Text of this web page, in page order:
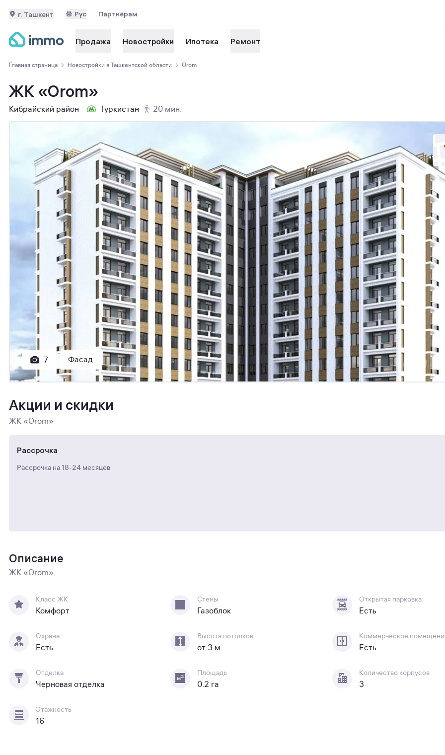
г. Ташкент Рус Партнёрам
Продажа Новостройки Ипотека Ремонт
Главная страница Новостройки в Ташкентской области Orom
ЖК «Orom»
Кибрайский район Туркистан 20 мин.
7 Фасад
Акции и скидки
ЖК «Orom»
Рассрочка
Рассрочка на 18-24 месяцев
Описание
ЖК «Orom»
Класс ЖК
Комфорт
Стены
Газоблок
Открытая парковка
Есть
Охрана
Есть
Высота потолков
от 3 м
Коммерческое
Есть
Отделка
Черновая отделка
Площадь
0.2 га
Количество корпусов
3
Этажность
16